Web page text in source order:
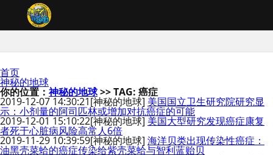
首页
神秘的地球
你的位置：神秘的地球>> TAG: 癌症
2019-12-07 14:30:21[神秘的地球] 美国国立卫生研究院研究显
示：小剂量的阿司匹林或增加对抗癌症的可能
2019-12-01 15:10:22[神秘的地球] 美国大型研究发现癌症康复
者死于心脏病风险高常人6倍
2019-11-29 10:39:59[神秘的地球] 海洋贝类出现传染性癌症：
油黑壳菜蛤的癌症传染给紫壳菜蛤与智利蓝贻贝